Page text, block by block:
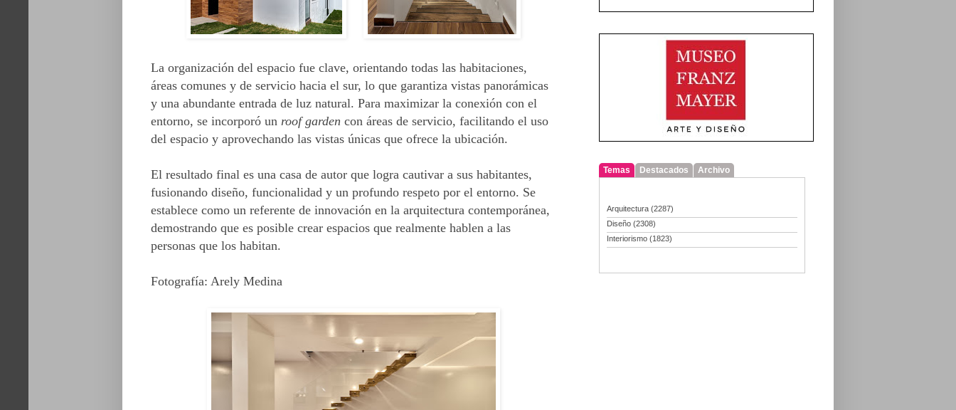
La organización del espacio fue clave, orientando todas las habitaciones,
áreas comunes y de servicio hacia el sur, lo que garantiza vistas panorámicas
y una abundante entrada de luz natural. Para maximizar la conexión con el
entorno, se incorporó un roof garden con áreas de servicio, facilitando el uso
del espacio y aprovechando las vistas únicas que ofrece la ubicación.
El resultado final es una casa de autor que logra cautivar a sus habitantes,
fusionando diseño, funcionalidad y un profundo respeto por el entorno. Se
establece como un referente de innovación en la arquitectura contemporánea,
demostrando que es posible crear espacios que realmente hablen a las
personas que los habitan.
Fotografía: Arely Medina
Temas Destacados Archivo
Arquitectura (2287)
Diseño (2308)
Interiorismo (1823)